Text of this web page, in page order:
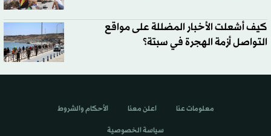
كيف أشعلت الأخبار المضللة على مواقع
التواصل أزمة الهجرة في سبتة؟
معلومات عنا اعلن معنا الأحكام والشروط
سياسة الخصوصية